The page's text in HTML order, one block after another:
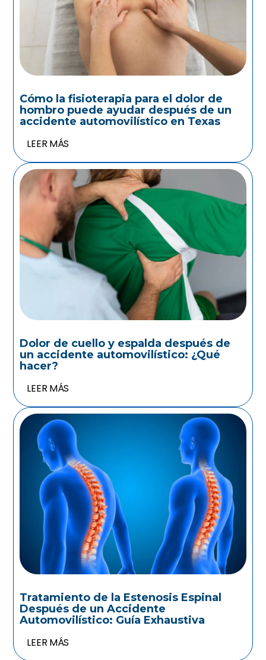
Cómo la fisioterapia para el dolor de
hombro puede ayudar después de un
accidente automovilístico en Texas
LEER MÁS
Dolor de cuello y espalda después de
un accidente automovilístico: ¿Qué
hacer?
LEER MÁS
Tratamiento de la Estenosis Espinal
Después de un Accidente
Automovilístico: Guía Exhaustiva
LEER MÁS